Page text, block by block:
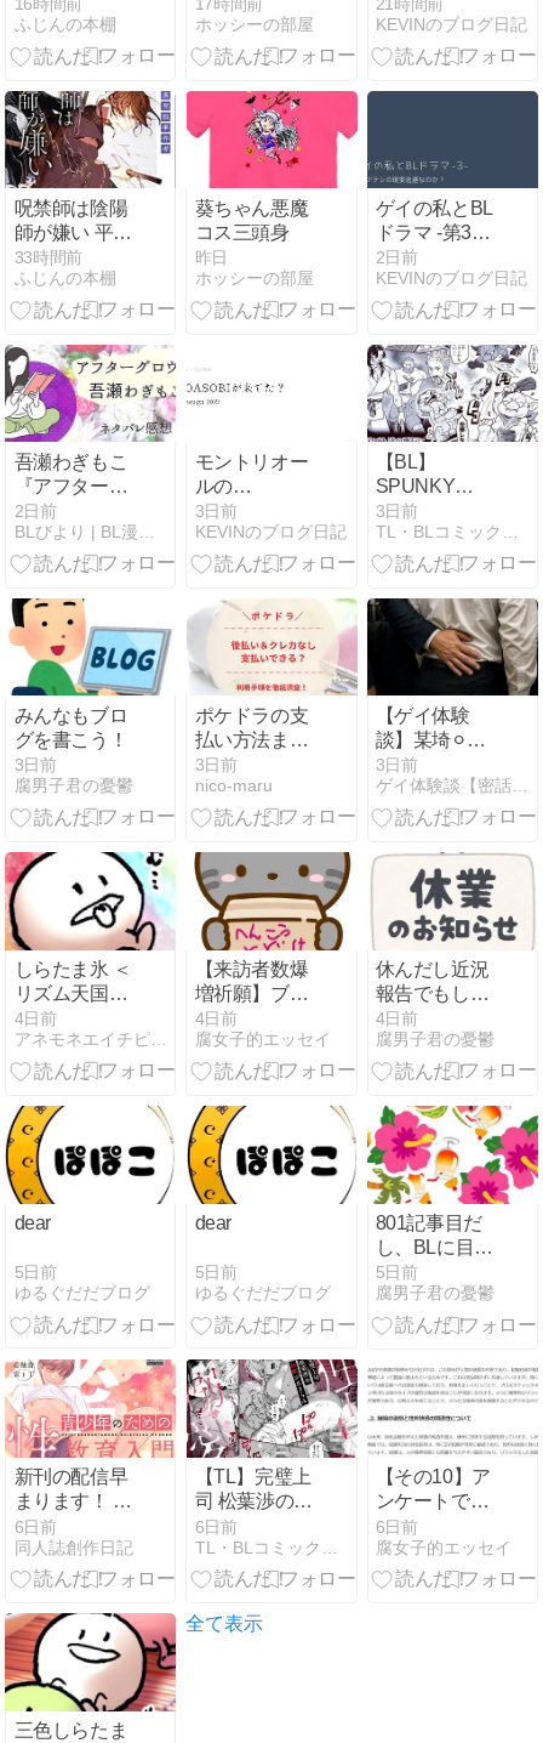
(角川ルビー文
庫)
16時間前
ふじんの本棚
17時間前
ホッシーの部屋
め
2026|Osheaga
21時間前
KEVINのブログ日記
呪禁師は陰陽
師が嫌い 平安
の都・妖異呪
詛事件考 (宝
島社文庫)
33時間前
ふじんの本棚
葵ちゃん悪魔
コス三頭身
昨日
ホッシーの部屋
ゲイの私とBL
ドラマ -第3回-
｜BLはアテシ
の現実逃避な
のか
2日前
KEVINのブログ日記
吾瀬わぎもこ
『アフターグ
ロウ』ネタバ
レ感想-見るか
らに悪い男な
る！
2日前
BLびより | BL漫画感想ブログ-電子書籍で快適ライ腐！-
モントリオー
ルの
OSHEAGA
2026に
YOASOBIが来
よかったかも
3日前
KEVINのブログ日記
【BL】
SPUNKY
GOBLIN❺
3日前
TL・BLコミック図書館
みんなもブロ
グを書こう！
3日前
腐男子君の憂鬱
ポケドラの支
払い方法まと
め！クレカな
し・後払いは
できる？利用
査！
3日前
nico-maru
【ゲイ体験
談】某埼⚪︎線
の超満員電車
「ハッテン車
両」で股間を
た話
3日前
ゲイ体験談【密話文庫】
しらたま氷 ＜
リズム天国ミ
ラクルスター
ズ＞ [イラス
ト]
4日前
アネモネエイチピーラボ
【来訪者数爆
増祈願】ブロ
グランキング
の登録カテゴ
リーを変更し
10倍】
4日前
腐女子的エッセイ
休んだし近況
報告でもしま
しょうか
4日前
腐男子君の憂鬱
dear
5日前
ゆるぐだだブログ
dear
5日前
ゆるぐだだブログ
801記事目だ
し、BLに目覚
めたきっかけ
でも話そう！
5日前
腐男子君の憂鬱
新刊の配信早
まります！ エ
アブーとか
6日前
同人誌創作日記
【TL】完璧上
司 松葉渉の嫉
妬が止まらん
独占溺愛
6日前
【その10】ア
ンケートでい
ただいた回答
を踏まえ、
「再◯◯特
6日前
腐女子的エッセイ
三色しらたま
全て表示